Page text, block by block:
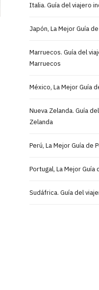
Italia. Guía del viajero
Japón, La Mejor Guía
Marruecos. Guía del
Marruecos
México, La Mejor Guía
Nueva Zelanda. Guía
Zelanda
Perú, La Mejor Guía de
Portugal, La Mejor Guía
Sudáfrica. Guía del